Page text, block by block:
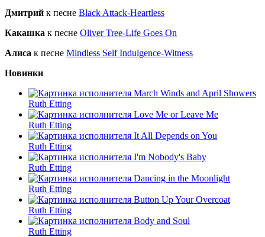
Дмитрий к песне Black Attack-Heartless
Какашка к песне Oliver Tree-Life Goes On
Алиса к песне Mindless Self Indulgence-Witness
Новинки
March Winds and April Showers
Ruth Etting
Love Me or Leave Me
Ruth Etting
It All Depends on You
Ruth Etting
I'm Nobody's Baby
Ruth Etting
Dancing in the Moonlight
Ruth Etting
Button Up Your Overcoat
Ruth Etting
Body and Soul
Ruth Etting